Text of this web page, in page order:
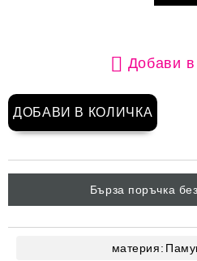
Добави
Бърза поръчка
материя: